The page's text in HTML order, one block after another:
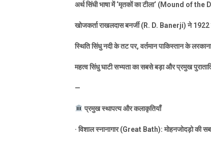
अर्थ सिंधी भाषा में‘मृतकों का टीला‘ (Mound of the
खोजकर्ता राखलदास बनर्जी (R. D. Banerji)ने1922
स्थिति सिंधु नदी के तट पर,वर्तमान पाकिस्तान के
महत्व सिंधु घाटी सभ्यता का सबसे बड़ा और प्रमुख
—
प्रमुख स्थापत्य और कलाकृतियाँ
·विशाल स्नानागार (Great Bath):मोहनजोदड़ो की